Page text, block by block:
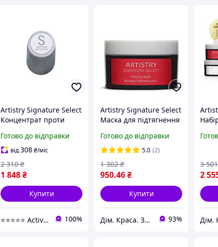
Artistry Signature Select
Концентрат проти
Amway Амвей
Готово до відправки
від308₴/міс
1 848₴
2 310 ₴
Купити
⭐️⭐️⭐️⭐️⭐️ Active Point 100%
Artistry Signature Select
Маска для підтягнення
Готово до відправки
5.0 (2)
950.46₴
1 302 ₴
Купити
Дім. Краса. Здоров'я. 93%
2
3 501